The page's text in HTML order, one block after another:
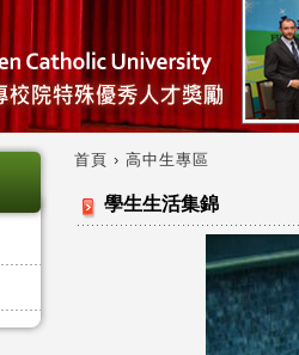
您
首頁 › 高中生專區
學生生活集錦